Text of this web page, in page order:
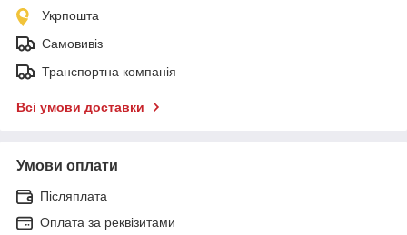
Укрпошта
Самовивіз
Транспортна компанія
Всі умови доставки
Умови оплати
Післяплата
Оплата за реквізитами